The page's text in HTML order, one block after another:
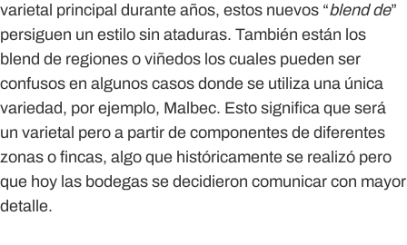
varietal principal durante años, estos nuevos “blend de”
persiguen un estilo sin ataduras. También están los
blend de regiones o viñedos los cuales pueden ser
confusos en algunos casos donde se utiliza una única
variedad, por ejemplo, Malbec. Esto significa que será
un varietal pero a partir de componentes de diferentes
zonas o fincas, algo que históricamente se realizó pero
que hoy las bodegas se decidieron comunicar con mayor
detalle.